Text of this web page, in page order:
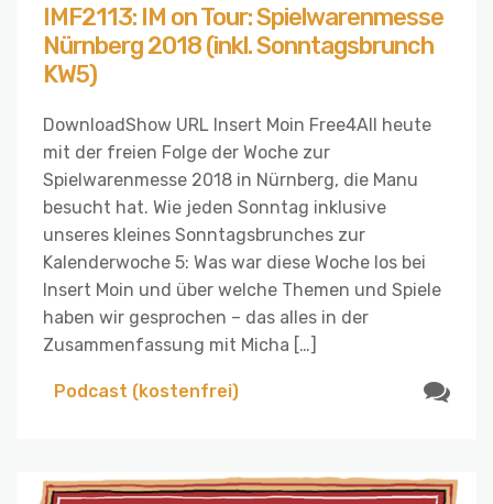
IMF2113: IM on Tour: Spielwarenmesse
Nürnberg 2018 (inkl. Sonntagsbrunch
KW5)
DownloadShow URL Insert Moin Free4All heute
mit der freien Folge der Woche zur
Spielwarenmesse 2018 in Nürnberg, die Manu
besucht hat. Wie jeden Sonntag inklusive
unseres kleines Sonntagsbrunches zur
Kalenderwoche 5: Was war diese Woche los bei
Insert Moin und über welche Themen und Spiele
haben wir gesprochen – das alles in der
Zusammenfassung mit Micha […]
Podcast (kostenfrei)